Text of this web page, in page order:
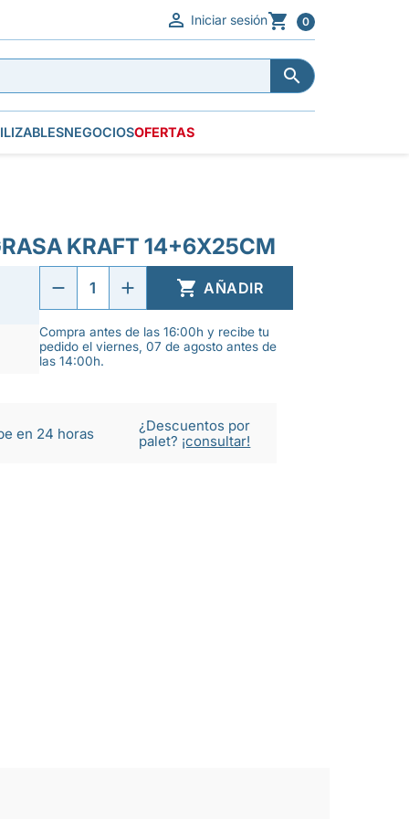
 Iniciar sesión 0


NEGOCIOSOFERTAS
KRAFT 14+6X25CM
 AÑADIR
Compra antes de las 16:00h y recibe tu
pedido el viernes, 07 de agosto antes de
las 14:00h.
en 24 horas
¿Descuentos por
palet? ¡consultar!